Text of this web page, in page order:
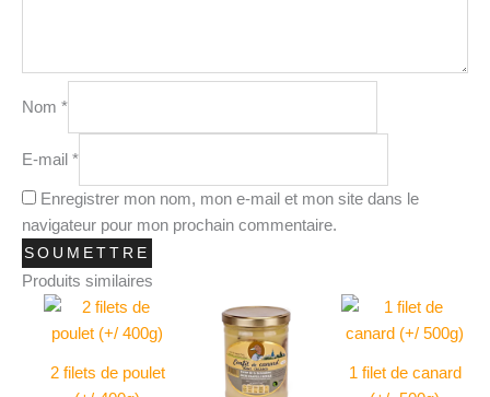
Nom *
E-mail *
Enregistrer mon nom, mon e-mail et mon site dans le
navigateur pour mon prochain commentaire.
Produits similaires
2 filets de poulet
1 filet de canard